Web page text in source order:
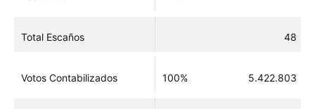
Total Escaños 48
Votos Contabilizados 100% 5.422.803